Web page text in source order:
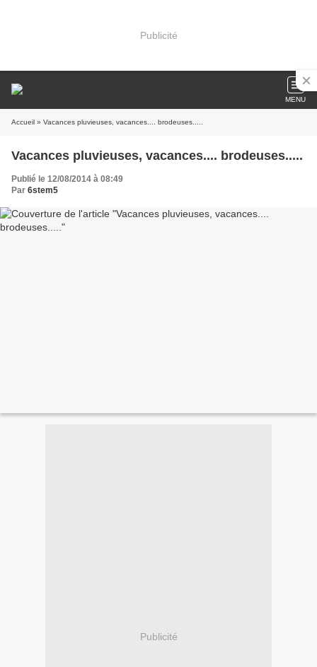
Publicité
MENU
Accueil » Vacances pluvieuses, vacances.... brodeuses.....
Vacances pluvieuses, vacances.... brodeuses.....
Publié le 12/08/2014 à 08:49
Par 6stem5
Publicité